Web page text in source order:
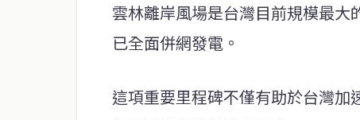
雲林離岸風場是台灣目前規模最
已全面併網發電。
這項重要里程碑不僅有助於台灣加